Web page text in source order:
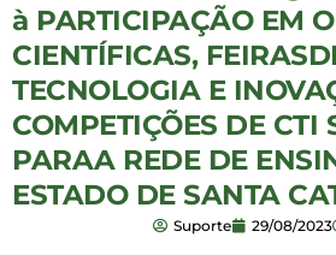
à PARTICIPAÇÃO EM
CIENTÍFICAS,
TECNOLOGIA E
COMPETIÇÕES DE CTI
PARAA REDE DE
ESTADO DE SANTA
Suporte 29/08/2023